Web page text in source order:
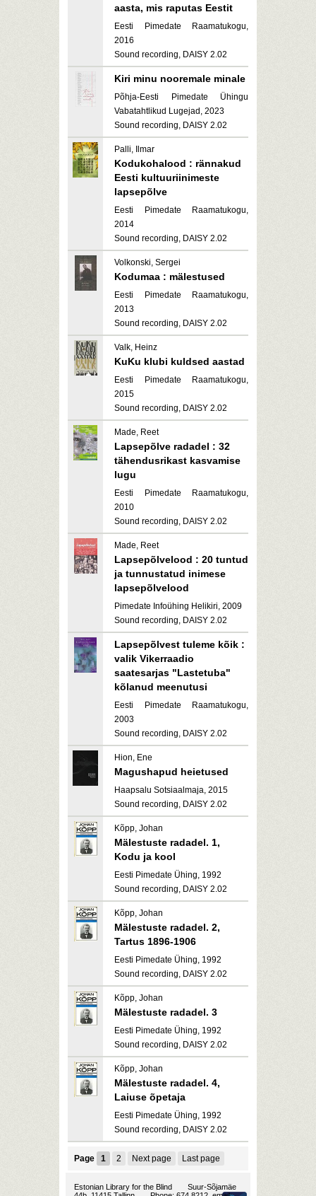
aasta, mis raputas Eestit
Eesti Pimedate Raamatukogu,
2016
Sound recording, DAISY 2.02
Kiri minu nooremale minale
Põhja-Eesti Pimedate Ühingu
Vabatahtlikud Lugejad, 2023
Sound recording, DAISY 2.02
Palli, Ilmar
Kodukohalood : rännakud
Eesti kultuuriinimeste
lapsepõlve
Eesti Pimedate Raamatukogu,
2014
Sound recording, DAISY 2.02
Volkonski, Sergei
Kodumaa : mälestused
Eesti Pimedate Raamatukogu,
2013
Sound recording, DAISY 2.02
Valk, Heinz
KuKu klubi kuldsed aastad
Eesti Pimedate Raamatukogu,
2015
Sound recording, DAISY 2.02
Made, Reet
Lapsepõlve radadel : 32
tähendusrikast kasvamise
lugu
Eesti Pimedate Raamatukogu,
2010
Sound recording, DAISY 2.02
Made, Reet
Lapsepõlvelood : 20 tuntud
ja tunnustatud inimese
lapsepõlvelood
Pimedate Infoühing Helikiri, 2009
Sound recording, DAISY 2.02
Lapsepõlvest tuleme kõik :
valik Vikerraadio
saatesarjas "Lastetuba"
kõlanud meenutusi
Eesti Pimedate Raamatukogu,
2003
Sound recording, DAISY 2.02
Hion, Ene
Magushapud heietused
Haapsalu Sotsiaalmaja, 2015
Sound recording, DAISY 2.02
Kõpp, Johan
Mälestuste radadel. 1,
Kodu ja kool
Eesti Pimedate Ühing, 1992
Sound recording, DAISY 2.02
Kõpp, Johan
Mälestuste radadel. 2,
Tartus 1896-1906
Eesti Pimedate Ühing, 1992
Sound recording, DAISY 2.02
Kõpp, Johan
Mälestuste radadel. 3
Eesti Pimedate Ühing, 1992
Sound recording, DAISY 2.02
Kõpp, Johan
Mälestuste radadel. 4,
Laiuse õpetaja
Eesti Pimedate Ühing, 1992
Sound recording, DAISY 2.02
Page 1 2 Next page Last page
Estonian Library for the Blind
Suur-Sõjamäe